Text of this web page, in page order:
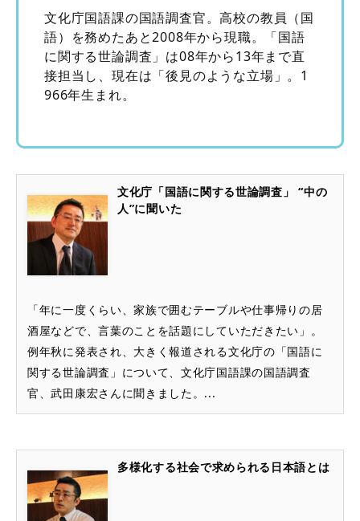
文化庁国語課の国語調査官。高校の教員（国
語）を務めたあと2008年から現職。「国語
に関する世論調査」は08年から13年まで直
接担当し、現在は「後見のような立場」。1
966年生まれ。
文化庁「国語に関する世論調査」 “中の
人”に聞いた
「年に一度くらい、家族で囲むテーブルや仕事帰りの居
酒屋などで、言葉のことを話題にしていただきたい」。
例年秋に発表され、大きく報道される文化庁の「国語に
関する世論調査」について、文化庁国語課の国語調査
官、武田康宏さんに聞きました。...
多様化する社会で求められる日本語とは